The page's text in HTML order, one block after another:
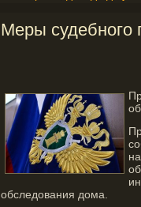
Меры судебного
обследования дома.